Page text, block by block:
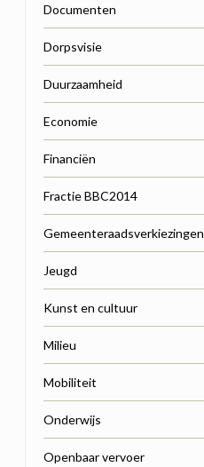
Documenten
Dorpsvisie
Duurzaamheid
Economie
Financiën
Fractie BBC2014
Gemeenteraadsverkiezingen
Jeugd
Kunst en cultuur
Milieu
Mobiliteit
Onderwijs
Openbaar vervoer